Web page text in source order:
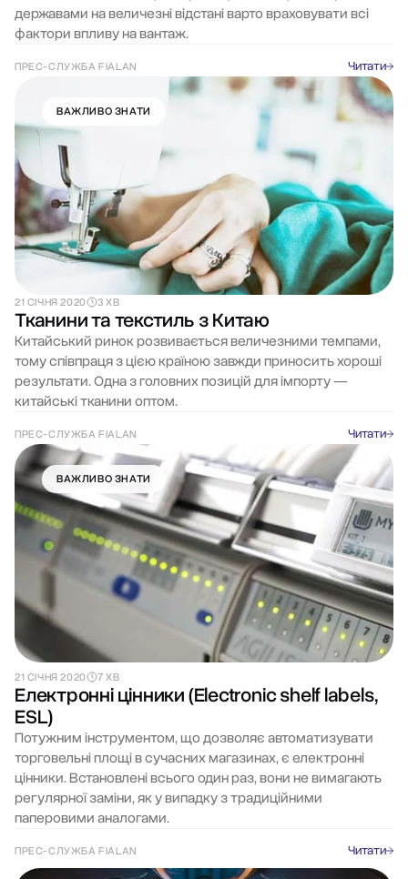
державами на величезні відстані варто враховувати всі
фактори впливу на вантаж.
ПРЕС-СЛУЖБА FIALAN Читати
ВАЖЛИВО ЗНАТИ
21 СІЧНЯ 2020 3 ХВ
Тканини та текстиль з Китаю
Китайський ринок розвивається величезними темпами,
тому співпраця з цією країною завжди приносить хороші
результати. Одна з головних позицій для імпорту —
китайські тканини оптом.
ПРЕС-СЛУЖБА FIALAN Читати
ВАЖЛИВО ЗНАТИ
21 СІЧНЯ 2020 7 ХВ
Електронні цінники (Electroniс shelf labels,
ESL)
Потужним інструментом, що дозволяє автоматизувати
торговельні площі в сучасних магазинах, є електронні
цінники. Встановлені всього один раз, вони не вимагають
регулярної заміни, як у випадку з традиційними
паперовими аналогами.
ПРЕС-СЛУЖБА FIALAN Читати